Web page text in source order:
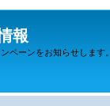
報
ペーンをお知らせします。